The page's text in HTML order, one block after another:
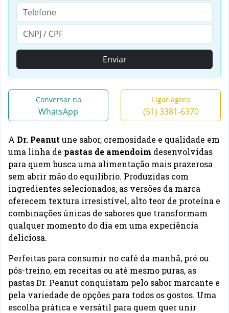
Enviar
Conversar no
WhatsApp
Ligar agora
(51) 3381-6370
A Dr. Peanut une sabor, cremosidade e qualidade em
uma linha de pastas de amendoim desenvolvidas
para quem busca uma alimentação mais prazerosa
sem abrir mão do equilíbrio. Produzidas com
ingredientes selecionados, as versões da marca
oferecem textura irresistível, alto teor de proteína e
combinações únicas de sabores que transformam
qualquer momento do dia em uma experiência
deliciosa.
Perfeitas para consumir no café da manhã, pré ou
pós-treino, em receitas ou até mesmo puras, as
pastas Dr. Peanut conquistam pelo sabor marcante e
pela variedade de opções para todos os gostos. Uma
escolha prática e versátil para quem quer unir